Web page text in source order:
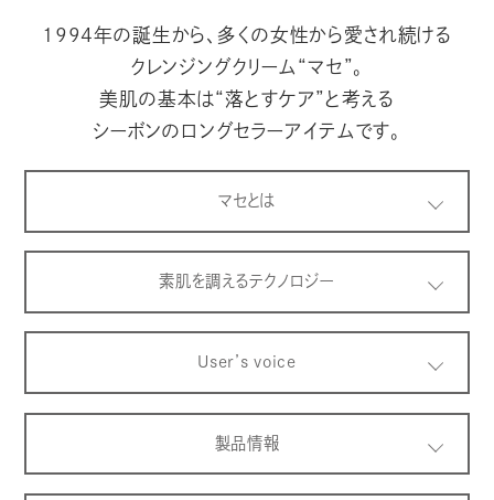
１９9４年の誕生から、多くの女性から愛され続ける
クレンジングクリーム“マセ”。
美肌の基本は“落とすケア”と考える
シーボンのロングセラーアイテムです。
マセとは
素肌を調えるテクノロジー
User’s voice
製品情報